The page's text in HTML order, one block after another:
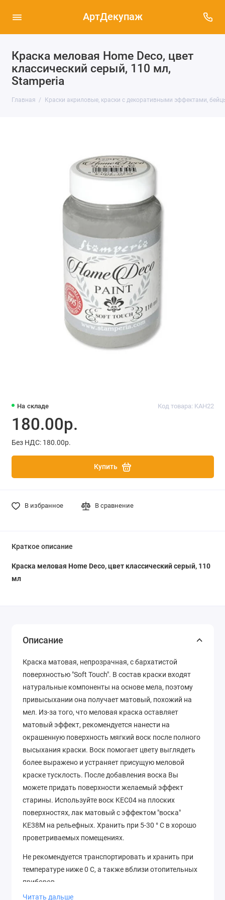
АртДекупаж
Краска меловая Home Deco, цвет
классический серый, 110 мл,
Stamperia
Главная Краски акриловые, краски с декоративными эффектами,
На складе Код товара: KAH22
180.00р.
Без НДС: 180.00р.
Купить
В избранное В сравнение
Краткое описание
Краска меловая Home Deco, цвет классический серый, 110
мл
Описание
Краска матовая, непрозрачная, с бархатистой
поверхностью "Soft Touch". В состав краски входят
натуральные компоненты на основе мела, поэтому
привысыхании она получает матовый, похожий на
мел. Из-за того, что меловая краска оставляет
матовый эффект, рекомендуется нанести на
окрашенную поверхность мягкий воск после полного
высыхания краски. Воск помогает цвету выглядеть
более выражено и устраняет присущую меловой
краске тусклость. После добавления воска Вы
можете придать поверхности желаемый эффект
старины. Используйте воск KEC04 на плоских
поверхностях, лак матовый с эффектом "воска"
KE38M на рельефных. Хранить при 5-30 ° С в хорошо
проветриваемых помещениях.
Не рекомендуется транспортировать и хранить при
температуре ниже 0 С, а также вблизи отопительных
приборов
Читать дальше